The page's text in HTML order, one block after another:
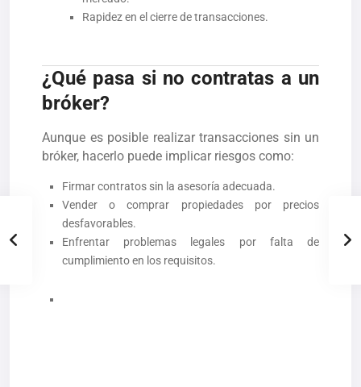
Rapidez en el cierre de transacciones.
¿Qué pasa si no contratas a un
bróker?
Aunque es posible realizar transacciones sin un
bróker, hacerlo puede implicar riesgos como:
Firmar contratos sin la asesoría adecuada.
Vender o comprar propiedades por precios
desfavorables.
Enfrentar problemas legales por falta de
cumplimiento en los requisitos.